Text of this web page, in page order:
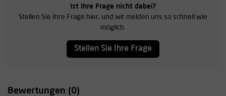
Ist Ihre Frage nicht dabei?
Stellen Sie Ihre Frage hier, und wir melden uns so schnell wie
möglich.
Stellen Sie Ihre Frage
Bewertungen (0)